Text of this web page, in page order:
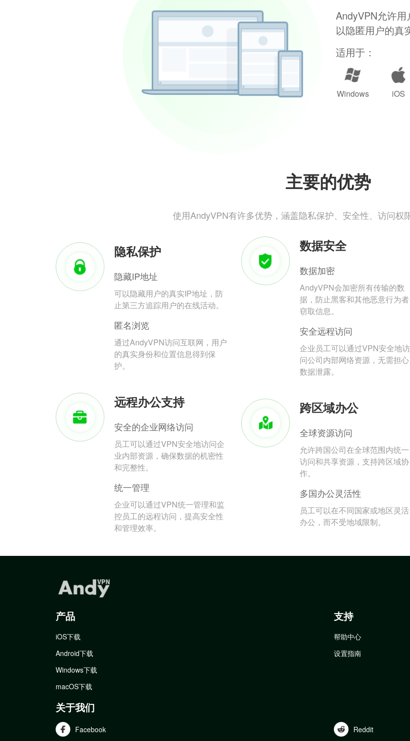
AndyVPN允许
以隐匿用户的真
适用于：
Windows iOS
主要的优势
使用AndyVPN有许多优势，涵盖隐私保护、安全性、访问权
隐私保护
隐藏IP地址
可以隐藏用户的真实IP地址，防
止第三方追踪用户的在线活动。
匿名浏览
通过AndyVPN访问互联网，用户
的真实身份和位置信息得到保
护。
数据安全
数据加密
AndyVPN会加密所有传输的数
据，防止黑客和其他恶意行为者
窃取信息。
安全远程访问
企业员工可以通过VPN安全地访
问公司内部网络资源，无需担心
数据泄露。
远程办公支持
安全的企业网络访问
员工可以通过VPN安全地访问企
业内部资源，确保数据的机密性
和完整性。
统一管理
企业可以通过VPN统一管理和监
控员工的远程访问，提高安全性
和管理效率。
跨区域办公
全球资源访问
允许跨国公司在全球范围内统一
访问和共享资源，支持跨区域协
作。
多国办公灵活性
员工可以在不同国家或地区灵活
办公，而不受地域限制。
产品
iOS下载
Android下载
Windows下载
macOS下载
支持
帮助中心
设置指南
关于我们
Facebook Reddit